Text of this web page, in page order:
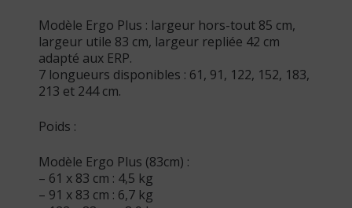
Modèle Ergo Plus : largeur hors-tout 85 cm,
largeur utile 83 cm, largeur repliée 42 cm
adapté aux ERP.
7 longueurs disponibles : 61, 91, 122, 152, 183,
213 et 244 cm.
Poids :
Modèle Ergo Plus (83cm) :
– 61 x 83 cm : 4,5 kg
– 91 x 83 cm : 6,7 kg